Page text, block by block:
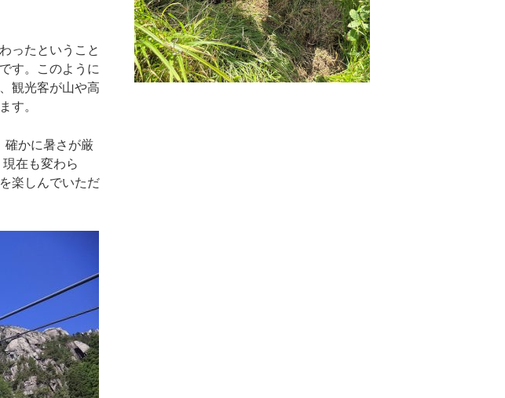
ったということ
す。このように
観光客が山や高
す。
確かに暑さが厳
在も変わら
楽しんでいただ